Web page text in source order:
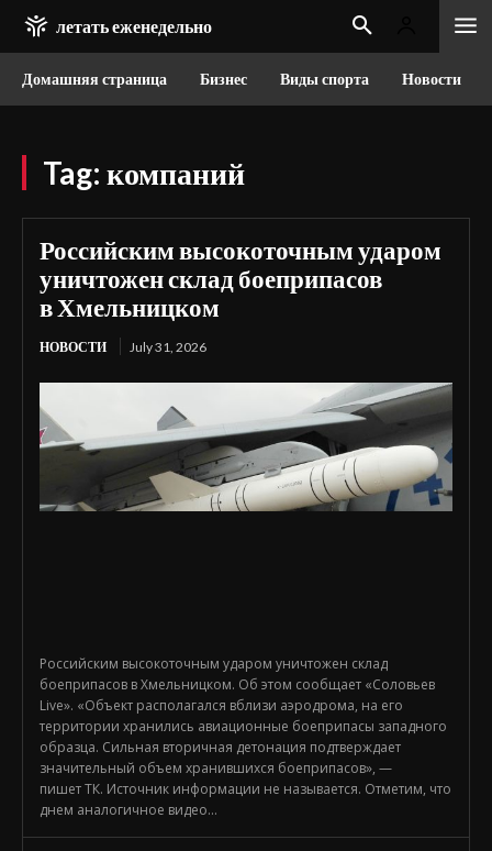
летать еженедельно
Домашняя страница Бизнес Виды спорта Новости
Tag: компаний
Российским высокоточным ударом
уничтожен склад боеприпасов
в Хмельницком
НОВОСТИ July 31, 2026
Российским высокоточным ударом уничтожен склад
боеприпасов в Хмельницком. Об этом сообщает «Соловьев
Live». «Объект располагался вблизи аэродрома, на его
территории хранились авиационные боеприпасы западного
образца. Сильная вторичная детонация подтверждает
значительный объем хранившихся боеприпасов», —
пишет ТК. Источник информации не называется. Отметим, что
днем аналогичное видео...